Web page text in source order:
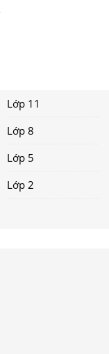
Lớp 11
Lớp 8
Lớp 5
Lớp 2